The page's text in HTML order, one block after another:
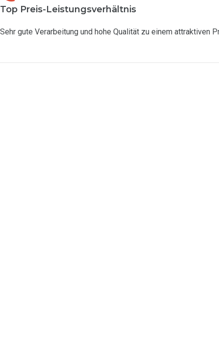
Top Preis-Leistungsverhältnis
Sehr gute Verarbeitung und hohe Qualität zu einem attraktiven